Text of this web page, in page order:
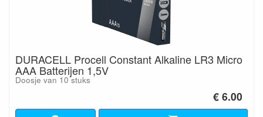
DURACELL Procell Constant Alkaline LR3 Micro
AAA Batterijen 1,5V
Doosje van 10 stuks
€ 6.00